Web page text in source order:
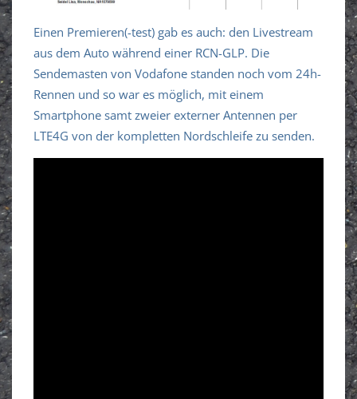
Einen Premieren(-test) gab es auch: den Livestream
aus dem Auto während einer RCN-GLP. Die
Sendemasten von Vodafone standen noch vom 24h-
Rennen und so war es möglich, mit einem
Smartphone samt zweier externer Antennen per
LTE4G von der kompletten Nordschleife zu senden.